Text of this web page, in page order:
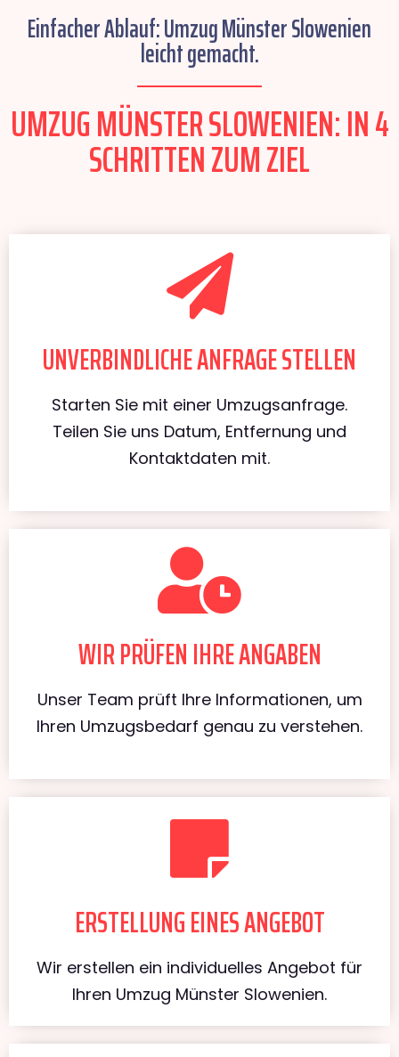
Einfacher Ablauf: Umzug Münster Slowenien
leicht gemacht.
UMZUG MÜNSTER SLOWENIEN: IN 4
SCHRITTEN ZUM ZIEL
UNVERBINDLICHE ANFRAGE STELLEN
Starten Sie mit einer Umzugsanfrage.
Teilen Sie uns Datum, Entfernung und
Kontaktdaten mit.
WIR PRÜFEN IHRE ANGABEN
Unser Team prüft Ihre Informationen, um
Ihren Umzugsbedarf genau zu verstehen.
ERSTELLUNG EINES ANGEBOT
Wir erstellen ein individuelles Angebot für
Ihren Umzug Münster Slowenien.